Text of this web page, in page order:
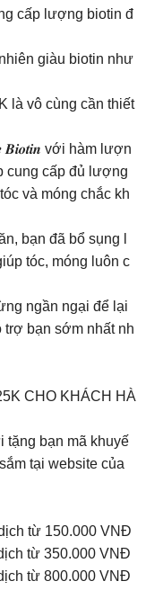
cấp lượng biotin đ
giàu biotin như
là vô cùng cần thiết
𝑩𝒊𝒐𝒕𝒊𝒏 với hàm lượn
cung cấp đủ lượng
và móng chắc kh
bạn đã bổ sụng l
tóc, móng luôn c
ngần ngại để lại
bạn sớm nhất nh
CHO KHÁCH HÀ
tặng bạn mã khuyế
tại website của
từ 150.000 VNĐ
từ 350.000 VNĐ
từ 800.000 VNĐ